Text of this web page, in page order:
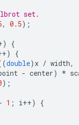
set.
, 0.5);
)
{
)
{
double) x / width,
- center) *
);
1 ; i++)
{